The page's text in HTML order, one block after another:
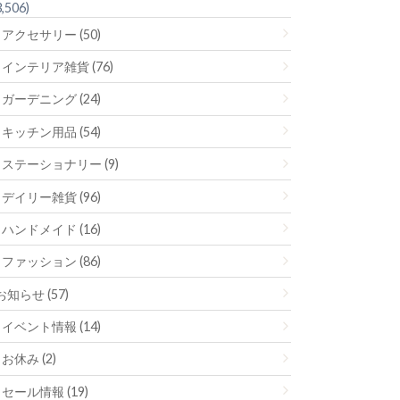
アクセサリー (50)
インテリア雑貨 (76)
ガーデニング (24)
キッチン用品 (54)
ステーショナリー (9)
デイリー雑貨 (96)
ハンドメイド (16)
ファッション (86)
知らせ (57)
イベント情報 (14)
お休み (2)
セール情報 (19)